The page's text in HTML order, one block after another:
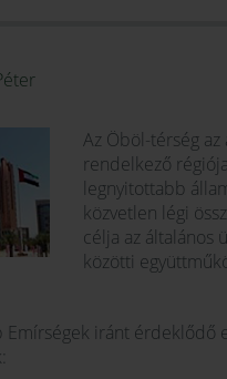
Az Öböl-térség az
rendelkező
legnyitottabb
közvetlen légi
célja az általános
közötti
Emírségek iránt